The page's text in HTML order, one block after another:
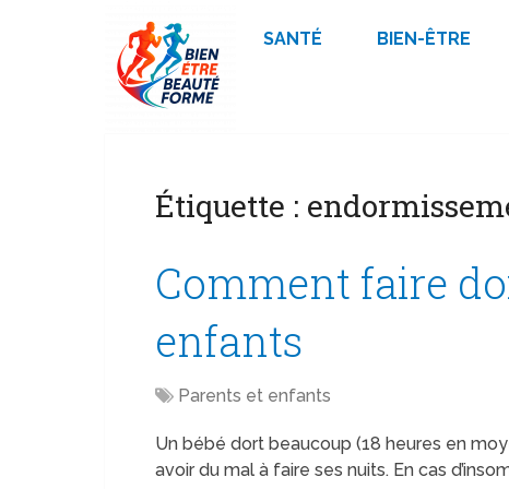
SANTÉ BIEN-ÊTRE
Étiquette :
Comment faire
enfants
Parents et enfants
Un bébé dort beaucoup (18 heures en
avoir du mal à faire ses nuits. En cas